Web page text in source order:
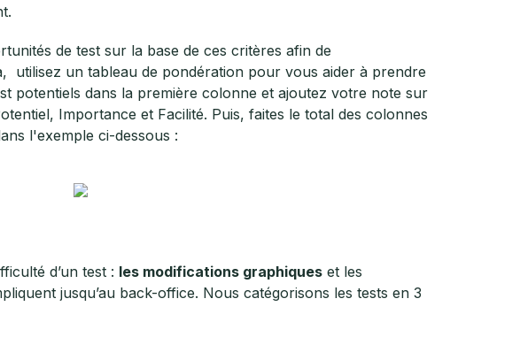
de test sur la base de ces critères afin de
utilisez un tableau de pondération pour vous aider à prendre
potentiels dans la première colonne et ajoutez votre note sur
Importance et Facilité. Puis, faites le total des colonnes
l'exemple ci-dessous :
d’un test : les modifications graphiqueset les
jusqu’au back-office. Nous catégorisons les tests en 3